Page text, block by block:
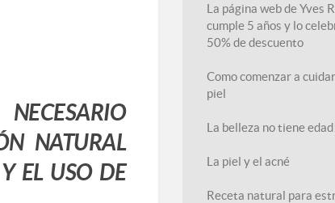
NATURAL
EL USO DE
La página web de Yves
cumple 5 años y lo
50% de descuento
Como comenzar a
piel
La belleza no tiene
La piel y el acné
Receta natural para